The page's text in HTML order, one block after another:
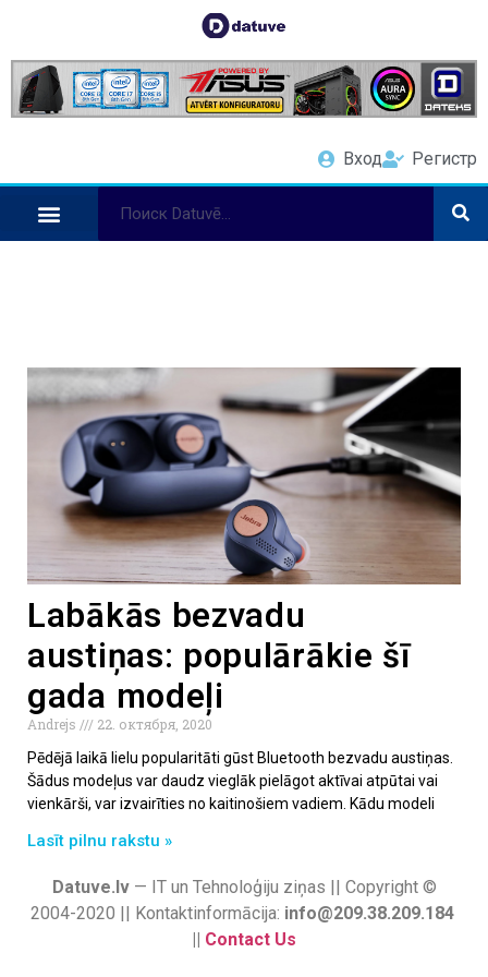
Вход Регистр
Labākās bezvadu
austiņas: populārākie šī
gada modeļi
Andrejs
22. октября, 2020
Pēdējā laikā lielu popularitāti gūst Bluetooth bezvadu austiņas.
Šādus modeļus var daudz vieglāk pielāgot aktīvai atpūtai vai
vienkārši, var izvairīties no kaitinošiem vadiem. Kādu modeli
Lasīt pilnu rakstu »
Datuve.lv— IT un Tehnoloģiju ziņas || Copyright ©
2004-2020 || Kontaktinformācija: info@209.38.209.184
|| Contact Us